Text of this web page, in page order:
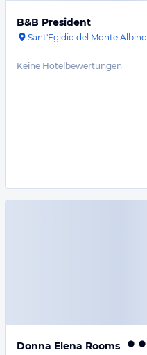
B&B President
Sant'Egidio del Monte Albino
Keine Hotelbewertungen
Donna Elena Rooms